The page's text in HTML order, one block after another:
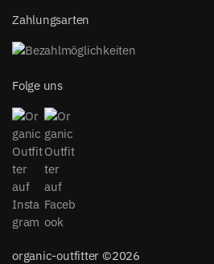
Zahlungsarten
Folge uns
organic-outfitter ©2026